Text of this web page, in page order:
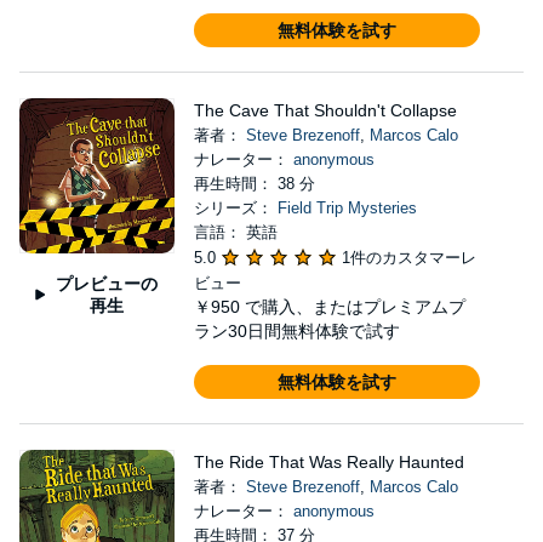
無料体験を試す
プレビューの
再生
The Cave That Shouldn't Collapse
著者： Steve Brezenoff, Marcos Calo
ナレーター： anonymous
再生時間： 38 分
シリーズ：
Field Trip Mysteries
言語： 英語
5.0
1件のカスタマーレ
ビュー
￥950 で購入、またはプレミアムプ
ラン30日間無料体験で試す
無料体験を試す
The Ride That Was Really Haunted
著者： Steve Brezenoff, Marcos Calo
ナレーター： anonymous
再生時間： 37 分